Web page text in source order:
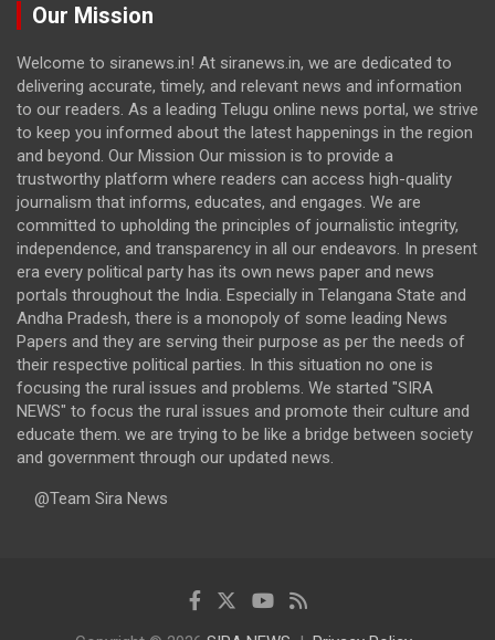
Our Mission
Welcome to siranews.in! At siranews.in, we are dedicated to
delivering accurate, timely, and relevant news and information
to our readers. As a leading Telugu online news portal, we strive
to keep you informed about the latest happenings in the region
and beyond. Our Mission Our mission is to provide a
trustworthy platform where readers can access high-quality
journalism that informs, educates, and engages. We are
committed to upholding the principles of journalistic integrity,
independence, and transparency in all our endeavors. In present
era every political party has its own news paper and news
portals throughout the India. Especially in Telangana State and
Andha Pradesh, there is a monopoly of some leading News
Papers and they are serving their purpose as per the needs of
their respective political parties. In this situation no one is
focusing the rural issues and problems. We started "SIRA
NEWS" to focus the rural issues and promote their culture and
educate them. we are trying to be like a bridge between society
and government through our updated news.
@Team Sira News